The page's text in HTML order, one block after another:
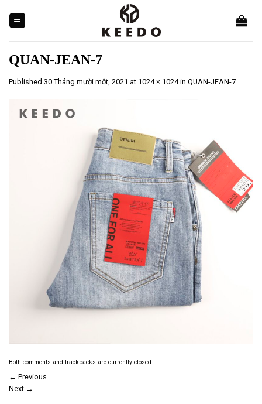
content
QUAN-JEAN-7
Published 30 Tháng mười một, 2021 at 1024 × 1024in QUAN-JEAN-7
Both comments and trackbacks are currently closed.
← Previous
Next →